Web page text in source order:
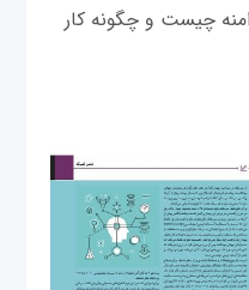
چیست و چگونه کار